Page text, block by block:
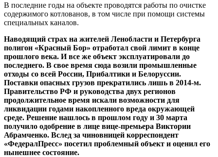
В последние годы на объекте проводятся работы по очистке
содержимого котлованов, в том числе при помощи системы
специальных каналов.
Наводящий страх на жителей Ленобласти и Петербурга
полигон «Красный Бор» отработал свой лимит в конце
прошлого века. И все же объект эксплуатировали до
последнего. В свое время сюда возили промышленные
отходы со всей России, Прибалтики и Белоруссии.
Поставки опасных грузов прекратились лишь в 2014-м.
Правительство РФ и руководства двух регионов
продолжительное время искали возможности для
ликвидации годами накопленного вреда окружающей
среде. Решение нашлось в прошлом году и 30 марта
получило одобрение в лице вице-премьера Виктории
Абрамченко. Вслед за чиновницей корреспондент
«ФедералПресс» посетил проблемный объект и оценил его
нынешнее состояние.